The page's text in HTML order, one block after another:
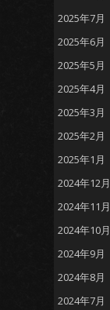
2025年7月
2025年6月
2025年5月
2025年4月
2025年3月
2025年2月
2025年1月
2024年12月
2024年11月
2024年10月
2024年9月
2024年8月
2024年7月